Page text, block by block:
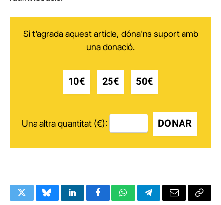
Si t'agrada aquest article, dóna'ns suport amb
una donació.
10€ 25€ 50€
Una altra quantitat (€): DONAR
TwitterBlueskyLinkedInFacebookWhatsAppTelegramEmail Copy